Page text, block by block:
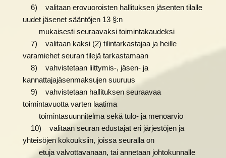
6) valitaan erovuoroisten hallituksen jäsenten tilalle
uudet jäsenet sääntöjen 13 §:n
mukaisesti seuraavaksi toimintakaudeksi
7) valitaan kaksi (2) tilintarkastajaa ja heille
varamiehet seuran tilejä tarkastamaan
8) vahvistetaan liittymis-, jäsen- ja
kannattajajäsenmaksujen suuruus
9) vahvistetaan hallituksen seuraavaa
toimintavuotta varten laatima
toimintasuunnitelma sekä tulo- ja menoarvio
10) valitaan seuran edustajat eri järjestöjen ja
yhteisöjen kokouksiin, joissa seuralla on
etuja valvottavanaan, tai annetaan johtokunnalle